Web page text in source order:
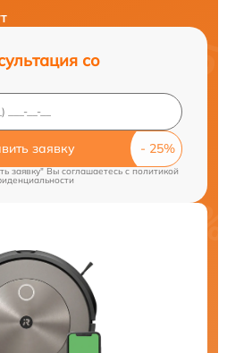
со
заявку
заявку" Вы соглашаетесь cполитикой